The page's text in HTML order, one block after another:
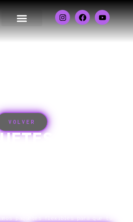
VOLVER
DE
paquetes flexibles para que tu